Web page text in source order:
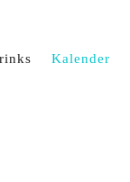
Kalender